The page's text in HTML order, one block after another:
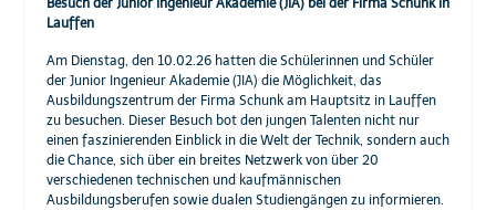
Besuch der Junior Ingenieur Akademie (JIA) bei der Firma Schunk in
Lauffen
Am Dienstag, den 10.02.26 hatten die Schülerinnen und Schüler
der Junior Ingenieur Akademie (JIA) die Möglichkeit, das
Ausbildungszentrum der Firma Schunk am Hauptsitz in Lauffen
zu besuchen. Dieser Besuch bot den jungen Talenten nicht nur
einen faszinierenden Einblick in die Welt der Technik, sondern auch
die Chance, sich über ein breites Netzwerk von über 20
verschiedenen technischen und kaufmännischen
Ausbildungsberufen sowie dualen Studiengängen zu informieren.